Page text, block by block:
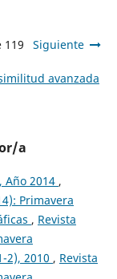
119 Siguiente
avanzada
a
Año 2014 ,
Primavera
, Revista
2), 2010 , Revista